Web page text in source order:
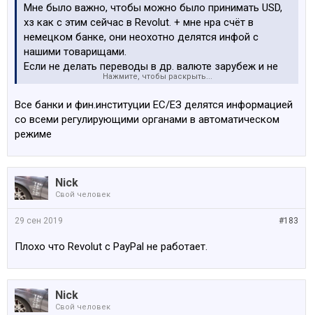
Мне было важно, чтобы можно было принимать USD,
хз как с этим сейчас в Revolut. + мне нра счёт в
немецком банке, они неохотно делятся инфой с
нашими товарищами.
Если не делать переводы в др. валюте зарубеж и не
принимать переводы в иностранной валюте в этих
Нажмите, чтобы раскрыть...
Все банки и фин.институции ЕС/ЕЗ делятся информацией
со всеми регулирующими органами в автоматическом
режиме
Nick
Свой человек
#183
29 сен 2019
Плохо что Revolut с PayPal не работает.
Nick
Свой человек